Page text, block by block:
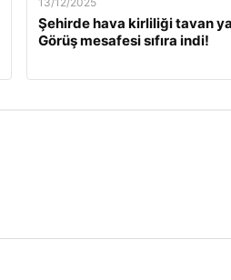
Şehirde hava kirliliği tavan
Görüş mesafesi sıfıra indi!